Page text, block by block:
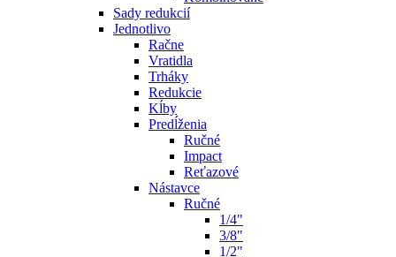
Sady redukcií
Jednotlivo
Račne
Vratidla
Trháky
Redukcie
Kĺby
Predĺženia
Ručné
Impact
Reťazové
Nástavce
Ručné
1/4"
3/8"
1/2"